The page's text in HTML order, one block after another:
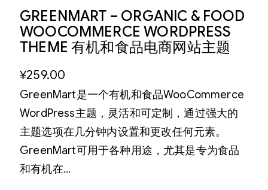
GREENMART – ORGANIC & FOOD
WOOCOMMERCE WORDPRESS
THEME 有机和食品电商网站主题
¥259.00
GreenMart是一个有机和食品WooCommerce
WordPress主题，灵活和可定制，通过强大的
主题选项在几分钟内设置和更改任何元素。
GreenMart可用于各种用途，尤其是专为食品
和有机在…